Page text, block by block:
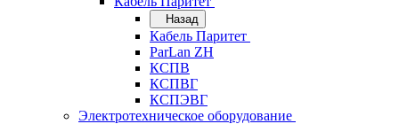
Назад
Кабель Паритет
ParLan ZH
КСПВ
КСПВГ
КСПЭВГ
Электротехническое оборудование